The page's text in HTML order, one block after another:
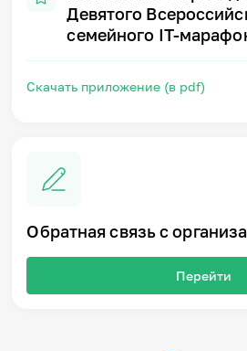
Девятого
семейного IT-
Скачать приложение (в pdf)
Обратная связь с
Перейти